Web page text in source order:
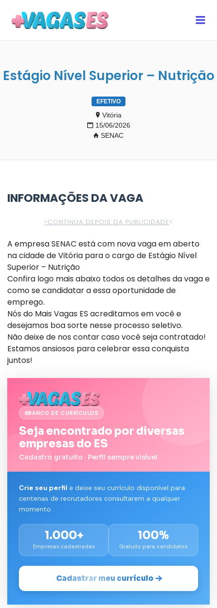
Estágio Nível Superior – Nutrição
EFETIVO
Vitória
15/06/2026
SENAC
INFORMAÇÕES DA VAGA
>CONTINUA DEPOIS DA PUBLICIDADE<
A empresa SENAC está com nova vaga em aberto
na cidade de Vitória para o cargo de Estágio Nível
Superior – Nutrição
Confira logo mais abaixo todos os detalhes da vaga e
como se candidatar a essa oportunidade de
emprego.
Nós do Mais Vagas ES acreditamos em você e
desejamos boa sorte nesse processo seletivo.
Não deixe de nos contar caso você seja contratado!
Estamos ansiosos para celebrar essa conquista
juntos!
BANCO DE CURRÍCULOS
Seja encontrado por diversas
empresas do ES
Cadastro gratuito · Perfil sempre visível
Crie seu perfil e deixe seu currículo disponível para
centenas de recrutadores consultarem a qualquer
momento.
1.000+
Empresas cadastradas
100%
Gratuito para candidatos
Cadastrar meu currículo